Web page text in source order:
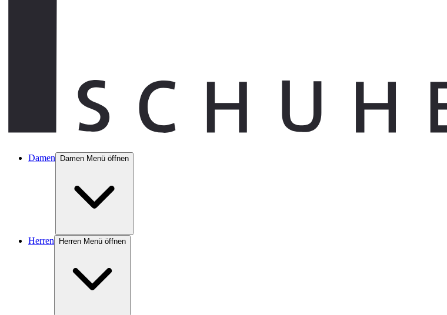
Damen Damen Menü öffnen
Herren Herren Menü öffnen